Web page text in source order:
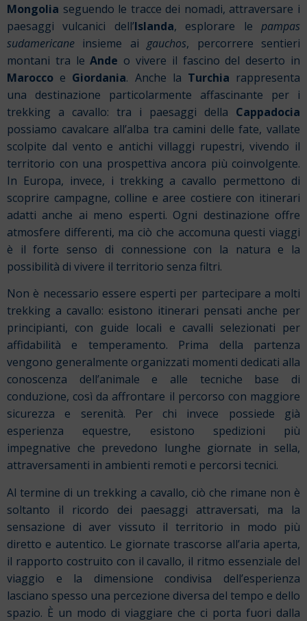
Mongolia seguendo le tracce dei nomadi, attraversare i
paesaggi vulcanici dell’Islanda, esplorare lepampas
sudamericane insieme ai gauchos, percorrere sentieri
montani tra leAnde o vivere il fascino del deserto in
Marocco e Giordania. Anche la Turchia rappresenta
una destinazione particolarmente affascinante per i
trekking a cavallo: tra i paesaggi della Cappadocia
possiamo cavalcare all’alba tra camini delle fate, vallate
scolpite dal vento e antichi villaggi rupestri, vivendo il
territorio con una prospettiva ancora più coinvolgente.
In Europa, invece, i trekking a cavallo permettono di
scoprire campagne, colline e aree costiere con itinerari
adatti anche ai meno esperti. Ogni destinazione offre
atmosfere differenti, ma ciò che accomuna questi viaggi
è il forte senso di connessione con la natura e la
possibilità di vivere il territorio senza filtri.
Non è necessario essere esperti per partecipare a molti
trekking a cavallo: esistono itinerari pensati anche per
principianti, con guide locali e cavalli selezionati per
affidabilità e temperamento. Prima della partenza
vengono generalmente organizzati momenti dedicati alla
conoscenza dell’animale e alle tecniche base di
conduzione, così da affrontare il percorso con maggiore
sicurezza e serenità. Per chi invece possiede già
esperienza equestre, esistono spedizioni più
impegnative che prevedono lunghe giornate in sella,
attraversamenti in ambienti remoti e percorsi tecnici.
Al termine di un trekking a cavallo, ciò che rimane non è
soltanto il ricordo dei paesaggi attraversati, ma la
sensazione di aver vissuto il territorio in modo più
diretto e autentico. Le giornate trascorse all’aria aperta,
il rapporto costruito con il cavallo, il ritmo essenziale del
viaggio e la dimensione condivisa dell’esperienza
lasciano spesso una percezione diversa del tempo e dello
spazio. È un modo di viaggiare che ci porta fuori dalla